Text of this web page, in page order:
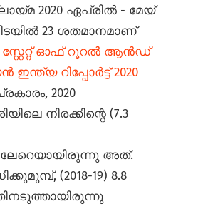
2020 ഏപ്രിൽ - മേയ്
23 ശതമാനമാണ്
സ്റ്റേറ്റ് ഓഫ് റൂറൽ ആൻഡ്
ഇന്ത്യ റിപ്പോർട്ട് 2020
2020
നിരക്കിന്റെ (7.3
അത്.
(2018-19) 8.8